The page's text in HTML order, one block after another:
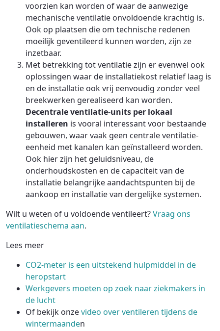
voorzien kan worden of waar de aanwezige
mechanische ventilatie onvoldoende krachtig is.
Ook op plaatsen die om technische redenen
moeilijk geventileerd kunnen worden, zijn ze
inzetbaar.
Met betrekking tot ventilatie zijn er evenwel ook
oplossingen waar de installatiekost relatief laag is
en de installatie ook vrij eenvoudig zonder veel
breekwerken gerealiseerd kan worden.
Decentrale ventilatie-units per lokaal
installeren is vooral interessant voor bestaande
gebouwen, waar vaak geen centrale ventilatie-
eenheid met kanalen kan geïnstalleerd worden.
Ook hier zijn het geluidsniveau, de
onderhoudskosten en de capaciteit van de
installatie belangrijke aandachtspunten bij de
aankoop en installatie van dergelijke systemen.
Wilt u weten of u voldoende ventileert?Vraag ons
ventilatieschema aan.
Lees meer
CO2-meter is een uitstekend hulpmiddel in de
heropstart
Werkgevers moeten op zoek naar ziekmakers in
de lucht
Of bekijk onzevideo over ventileren tijdens de
wintermaanden